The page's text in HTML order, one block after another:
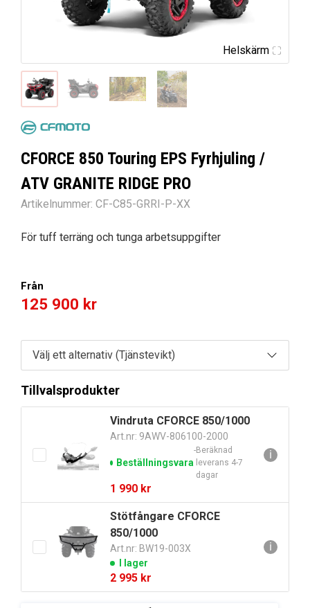
Helskärm
CFORCE 850 Touring EPS Fyrhjuling /
ATV GRANITE RIDGE PRO
Artikelnummer: CF-C85-GRRI-P-XX
För tuff terräng och tunga arbetsuppgifter
Från
125 900 kr
Tillvalsprodukter
Vindruta CFORCE 850/1000
Art.nr: 9AWV-806100-2000
Beställningsvara
Beräknad
leverans 4-7
dagar
1 990 kr
ℹ
Stötfångare CFORCE
850/1000
Art.nr: BW19-003X
I lager
2 995 kr
ℹ